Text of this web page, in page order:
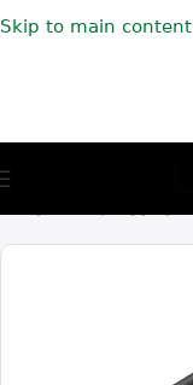
Skip to main content